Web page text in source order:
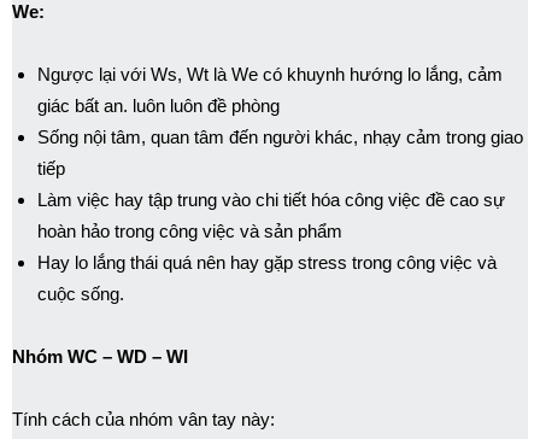
We:
Ngược lại với Ws, Wt là We có khuynh hướng lo lắng, cảm
giác bất an. luôn luôn đề phòng
Sống nội tâm, quan tâm đến người khác, nhạy cảm trong giao
tiếp
Làm việc hay tập trung vào chi tiết hóa công việc đề cao sự
hoàn hảo trong công việc và sản phẩm
Hay lo lắng thái quá nên hay gặp stress trong công việc và
cuộc sống.
Nhóm WC – WD – WI
Tính cách của nhóm vân tay này: